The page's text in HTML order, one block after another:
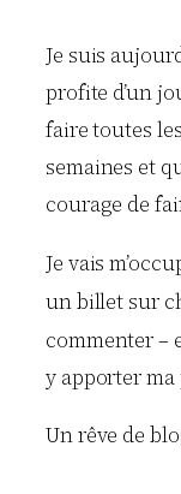
Je suis
profite d’un
faire toutes
semaines et
courage de
Je vais
un billet sur
commenter –
y apporter
Un rêve de